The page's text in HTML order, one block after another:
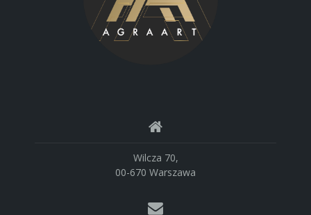
Wilcza 70,
00-670 Warszawa